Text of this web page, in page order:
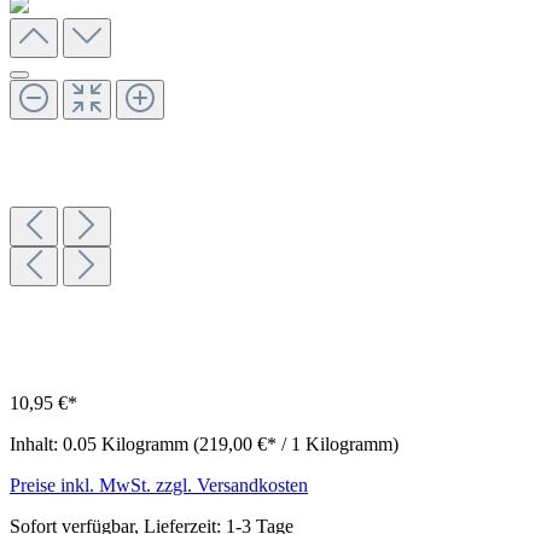
10,95 €*
Inhalt: 0.05 Kilogramm (219,00 €* / 1 Kilogramm)
Preise inkl. MwSt. zzgl. Versandkosten
Sofort verfügbar, Lieferzeit: 1-3 Tage